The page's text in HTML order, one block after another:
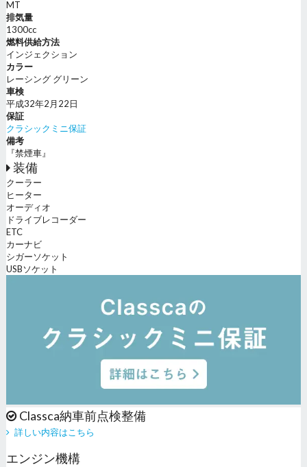
MT
排気量
1300cc
燃料供給方法
インジェクション
カラー
レーシング グリーン
車検
平成32年2月22日
保証
クラシックミニ保証
備考
『禁煙車』
装備
クーラー
ヒーター
オーディオ
ドライブレコーダー
ETC
カーナビ
シガーソケット
USBソケット
Classca納車前点検整備
詳しい内容はこちら
エンジン機構